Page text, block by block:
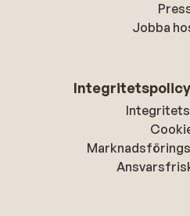
Jobba